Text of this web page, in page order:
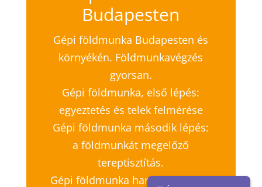
Budapesten
Gépi földmunka Budapesten és
környékén. Földmunkavégzés
gyorsan.
Gépi földmunka, első lépés:
egyeztetés és telek felmérése
Gépi földmunka második lépés:
a földmunkát megelőző
tereptisztítás.
Gépi földmunka harmadik lépés: